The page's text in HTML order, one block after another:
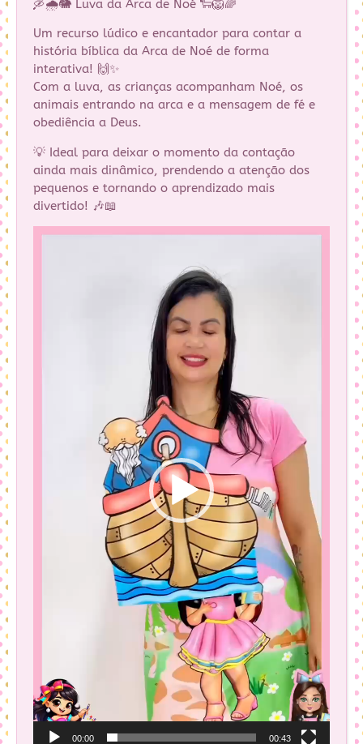
🛶🌧️🐘 Luva da Arca de Noé 🐑🦁🌈
Um recurso lúdico e encantador para contar a
história bíblica da Arca de Noé de forma
interativa! 🙌✨
Com a luva, as crianças acompanham Noé, os
animais entrando na arca e a mensagem de fé e
obediência a Deus.
💡 Ideal para deixar o momento da contação
ainda mais dinâmico, prendendo a atenção dos
pequenos e tornando o aprendizado mais
divertido! 🎶📖
Tocador
00:00 00:43